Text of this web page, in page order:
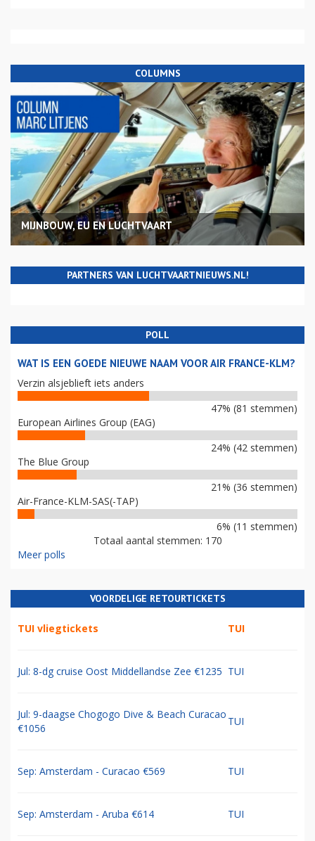
COLUMNS
MIJNBOUW, EU EN LUCHTVAART
PARTNERS VAN LUCHTVAARTNIEUWS.NL!
POLL
WAT IS EEN GOEDE NIEUWE NAAM VOOR AIR FRANCE-KLM?
Verzin alsjeblieft iets anders
47% (81 stemmen)
European Airlines Group (EAG)
24% (42 stemmen)
The Blue Group
21% (36 stemmen)
Air-France-KLM-SAS(-TAP)
6% (11 stemmen)
Totaal aantal stemmen: 170
Meer polls
VOORDELIGE RETOURTICKETS
TUI vliegtickets TUI
Jul: 8-dg cruise Oost Middellandse Zee €1235 TUI
Jul: 9-daagse Chogogo Dive & Beach Curacao
€1056
TUI
Sep: Amsterdam - Curacao €569 TUI
Sep: Amsterdam - Aruba €614 TUI